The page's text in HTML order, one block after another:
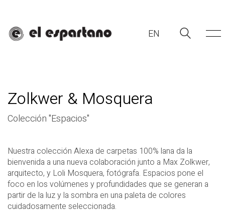
EN
EN
Zolkwer & Mosquera
Colección "Espacios"
Nuestra colección Alexa de carpetas 100% lana da la
bienvenida a una nueva colaboración junto a Max Zolkwer,
arquitecto, y Loli Mosquera, fotógrafa. Espacios pone el
foco en los volúmenes y profundidades que se generan a
partir de la luz y la sombra en una paleta de colores
cuidadosamente seleccionada.